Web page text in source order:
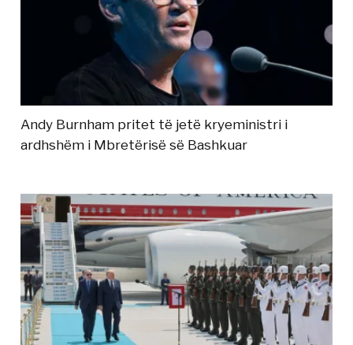
Andy Burnham pritet të jetë kryeministri i
ardhshëm i Mbretërisë së Bashkuar